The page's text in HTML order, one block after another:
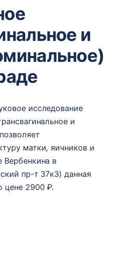
и
исследование
и
матки, яичников и
Вербенкина в
пр-т 37к3) данная
цене 2900 ₽.